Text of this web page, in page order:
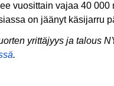
vuosittain vajaa 40 000
on jäänyt käsijarru
yrittäjyys ja talous
.